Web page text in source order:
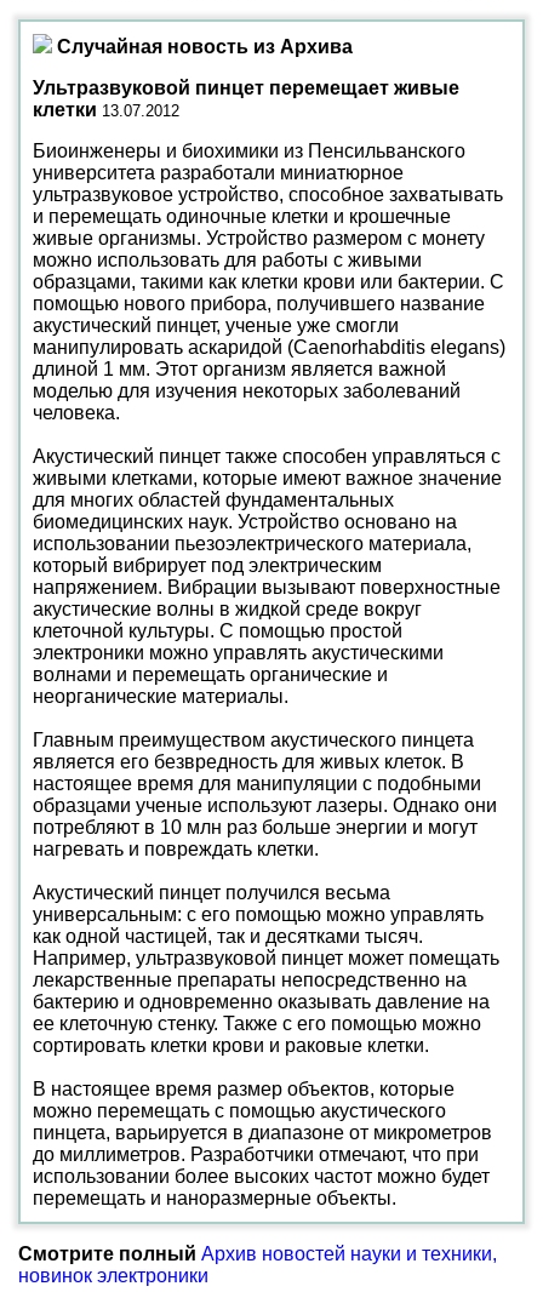
Случайная новость из Архива
Ультразвуковой пинцет перемещает живые
клетки 13.07.2012
Биоинженеры и биохимики из Пенсильванского
университета разработали миниатюрное
ультразвуковое устройство, способное захватывать
и перемещать одиночные клетки и крошечные
живые организмы. Устройство размером с монету
можно использовать для работы с живыми
образцами, такими как клетки крови или бактерии. С
помощью нового прибора, получившего название
акустический пинцет, ученые уже смогли
манипулировать аскаридой (Caenorhabditis elegans)
длиной 1 мм. Этот организм является важной
моделью для изучения некоторых заболеваний
человека.
Акустический пинцет также способен управляться с
живыми клетками, которые имеют важное значение
для многих областей фундаментальных
биомедицинских наук. Устройство основано на
использовании пьезоэлектрического материала,
который вибрирует под электрическим
напряжением. Вибрации вызывают поверхностные
акустические волны в жидкой среде вокруг
клеточной культуры. С помощью простой
электроники можно управлять акустическими
волнами и перемещать органические и
неорганические материалы.
Главным преимуществом акустического пинцета
является его безвредность для живых клеток. В
настоящее время для манипуляции с подобными
образцами ученые используют лазеры. Однако они
потребляют в 10 млн раз больше энергии и могут
нагревать и повреждать клетки.
Акустический пинцет получился весьма
универсальным: с его помощью можно управлять
как одной частицей, так и десятками тысяч.
Например, ультразвуковой пинцет может помещать
лекарственные препараты непосредственно на
бактерию и одновременно оказывать давление на
ее клеточную стенку. Также с его помощью можно
сортировать клетки крови и раковые клетки.
В настоящее время размер объектов, которые
можно перемещать с помощью акустического
пинцета, варьируется в диапазоне от микрометров
до миллиметров. Разработчики отмечают, что при
использовании более высоких частот можно будет
перемещать и наноразмерные объекты.
Смотрите полный Архив новостей науки и техники,
новинок электроники